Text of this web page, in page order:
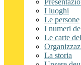
I luoghi
Le persone
I numeri
Le carte
La storia